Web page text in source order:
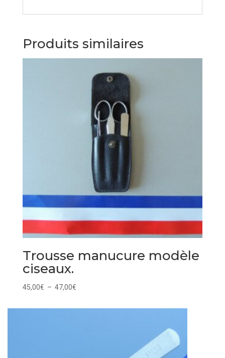
Produits similaires
Trousse manucure modèle
ciseaux.
45,00€ – 47,00€Plage
prix :